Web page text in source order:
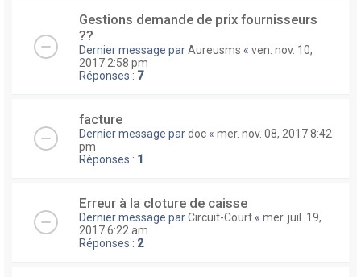
Gestions demande de prix fournisseurs
??
Dernier message parAureusms « ven. nov. 10,
2017 2:58 pm
Réponses : 7
facture
Dernier message pardoc « mer. nov. 08, 2017 8:42
pm
Réponses : 1
Erreur à la cloture de caisse
Dernier message parCircuit-Court « mer. juil. 19,
2017 6:22 am
Réponses : 2